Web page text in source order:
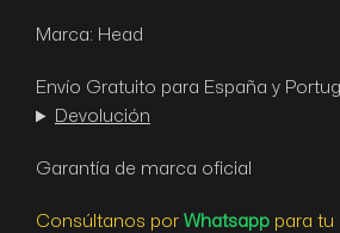
Marca: Head
Envío Gratuito para España y
Devolución
Garantía de marca oficial
Consúltanos por Whatsapp para tu